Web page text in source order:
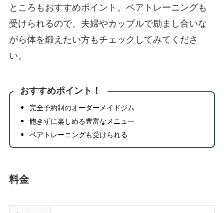
ところもおすすめポイント。ペアトレーニングも
受けられるので、夫婦やカップルで励まし合いな
がら体を鍛えたい方もチェックしてみてくださ
い。
おすすめポイント！
完全予約制のオーダーメイドジム
飽きずに楽しめる豊富なメニュー
ペアトレーニングも受けられる
料金